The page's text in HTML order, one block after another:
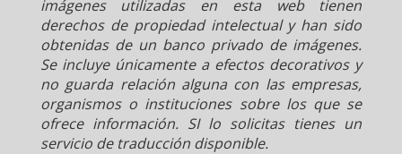
imágenes utilizadas en esta web tienen
derechos de propiedad intelectual y han sido
obtenidas de un banco privado de imágenes.
Se incluye únicamente a efectos decorativos y
no guarda relación alguna con las empresas,
organismos o instituciones sobre los que se
ofrece información. SI lo solicitas tienes un
servicio de traducción disponible.